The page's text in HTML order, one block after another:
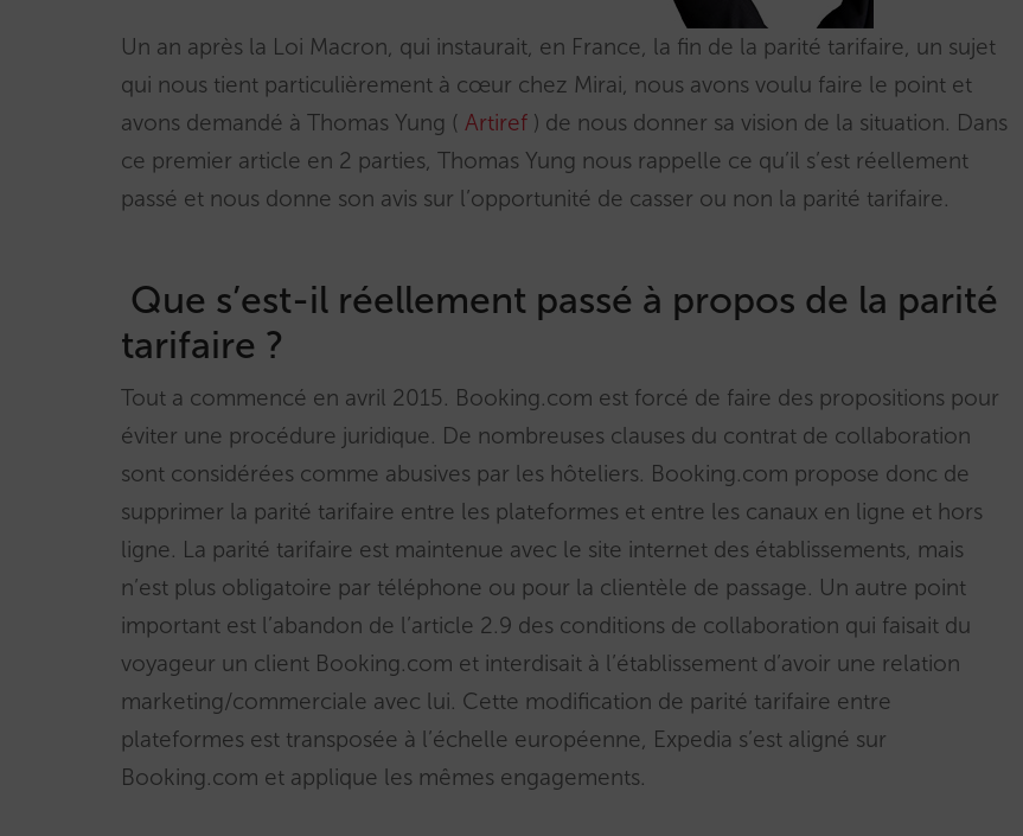
Un an après la Loi Macron, qui instaurait, en France, la fin de la parité tarifaire, un sujet
qui nous tient particulièrement à cœur chez Mirai, nous avons voulu faire le point et
avons demandé à Thomas Yung ( Artiref ) de nous donner sa vision de la situation. Dans
ce premier article en 2 parties, Thomas Yung nous rappelle ce qu’il s’est réellement
passé et nous donne son avis sur l’opportunité de casser ou non la parité tarifaire.
Que s’est-il réellement passé à propos de la parité
tarifaire ?
Tout a commencé en avril 2015. Booking.com est forcé de faire des propositions pour
éviter une procédure juridique. De nombreuses clauses du contrat de collaboration
sont considérées comme abusives par les hôteliers. Booking.com propose donc de
supprimer la parité tarifaire entre les plateformes et entre les canaux en ligne et hors
ligne. La parité tarifaire est maintenue avec le site internet des établissements, mais
n’est plus obligatoire par téléphone ou pour la clientèle de passage. Un autre point
important est l’abandon de l’article 2.9 des conditions de collaboration qui faisait du
voyageur un client Booking.com et interdisait à l’établissement d’avoir une relation
marketing/commerciale avec lui. Cette modification de parité tarifaire entre
plateformes est transposée à l’échelle européenne, Expedia s’est aligné sur
Booking.com et applique les mêmes engagements.